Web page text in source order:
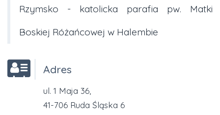
Rzymsko - katolicka parafia pw. Matki
Boskiej Różańcowej w Halembie
Adres
ul. 1 Maja 36,
41-706 Ruda Śląska 6